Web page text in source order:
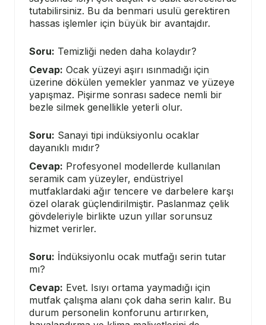
tutabilirsiniz. Bu da benmari usulü gerektiren
hassas işlemler için büyük bir avantajdır.
Soru: Temizliği neden daha kolaydır?
Cevap: Ocak yüzeyi aşırı ısınmadığı için
üzerine dökülen yemekler yanmaz ve yüzeye
yapışmaz. Pişirme sonrası sadece nemli bir
bezle silmek genellikle yeterli olur.
Soru: Sanayi tipi indüksiyonlu ocaklar
dayanıklı mıdır?
Cevap: Profesyonel modellerde kullanılan
seramik cam yüzeyler, endüstriyel
mutfaklardaki ağır tencere ve darbelere karşı
özel olarak güçlendirilmiştir. Paslanmaz çelik
gövdeleriyle birlikte uzun yıllar sorunsuz
hizmet verirler.
Soru: İndüksiyonlu ocak mutfağı serin tutar
mı?
Cevap: Evet. Isıyı ortama yaymadığı için
mutfak çalışma alanı çok daha serin kalır. Bu
durum personelin konforunu artırırken,